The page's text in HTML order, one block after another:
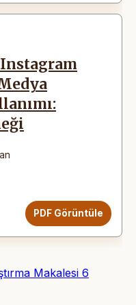
PDF Görüntüle
Makalesi 6